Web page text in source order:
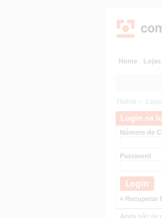
Home Lojas
Home »
Login na
Número de
Password
» Recuperar
Ainda não se